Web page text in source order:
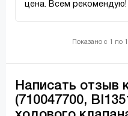
цена. Всем рекомендую!
Показано с 1 по
Написать отзыв
(710047700,